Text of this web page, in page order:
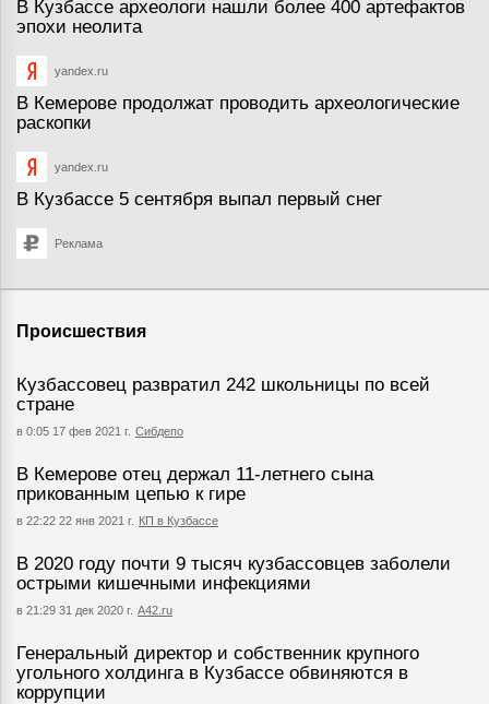
В Кузбассе археологи нашли более 400 артефактов
эпохи неолита
yandex.ru
В Кемерове продолжат проводить археологические
раскопки
yandex.ru
В Кузбассе 5 сентября выпал первый снег
Реклама
Происшествия
Кузбассовец развратил 242 школьницы по всей
стране
в 0:05 17 фев 2021 г. Сибдепо
В Кемерове отец держал 11-летнего сына
прикованным цепью к гире
в 22:22 22 янв 2021 г. КП в Кузбассе
В 2020 году почти 9 тысяч кузбассовцев заболели
острыми кишечными инфекциями
в 21:29 31 дек 2020 г. А42.ru
Генеральный директор и собственник крупного
угольного холдинга в Кузбассе обвиняются в
коррупции